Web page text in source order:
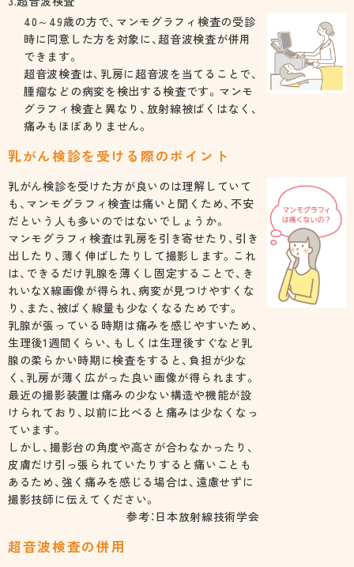
40～49歳の方で、マンモグラフィ検査の受診
時に同意した方を対象に、超音波検査が併用
できます。
超音波検査は、乳房に超音波を当てることで、
腫瘤などの病変を検出する検査です。マンモ
グラフィ検査と異なり、放射線被ばくはなく、
痛みもほぼありません。
乳がん検診を受ける際のポイント
乳がん検診を受けた方が良いのは理解していて
も、マンモグラフィ検査は痛いと聞くため、不安
だという人も多いのではないでしょうか。
マンモグラフィ検査は乳房を引き寄せたり、引き
出したり、薄く伸ばしたりして撮影します。これ
は、できるだけ乳腺を薄くし固定することで、き
れいなX線画像が得られ、病変が見つけやすくな
り、また、被ばく線量も少なくなるためです。
乳腺が張っている時期は痛みを感じやすいため、
生理後1週間くらい、もしくは生理後すぐなど乳
腺の柔らかい時期に検査をすると、負担が少な
く、乳房が薄く広がった良い画像が得られます。
最近の撮影装置は痛みの少ない構造や機能が設
けられており、以前に比べると痛みは少なくなっ
ています。
しかし、撮影台の角度や高さが合わなかったり、
皮膚だけ引っ張られていたりすると痛いことも
あるため、強く痛みを感じる場合は、遠慮せずに
撮影技師に伝えてください。
参考：日本放射線技術学会
超音波検査の併用